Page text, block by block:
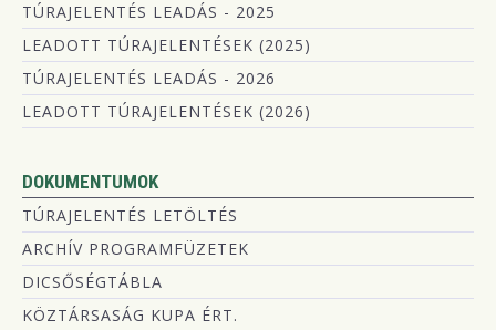
TÚRAJELENTÉS LEADÁS - 2025
LEADOTT TÚRAJELENTÉSEK (2025)
TÚRAJELENTÉS LEADÁS - 2026
LEADOTT TÚRAJELENTÉSEK (2026)
DOKUMENTUMOK
TÚRAJELENTÉS LETÖLTÉS
ARCHÍV PROGRAMFÜZETEK
DICSŐSÉGTÁBLA
KÖZTÁRSASÁG KUPA ÉRT.